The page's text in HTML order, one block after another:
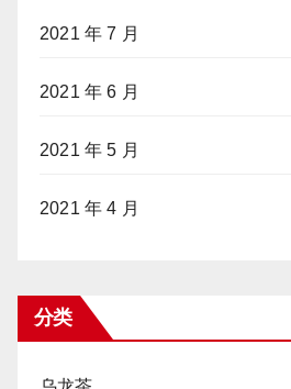
2021 年 7 月
2021 年 6 月
2021 年 5 月
2021 年 4 月
分类